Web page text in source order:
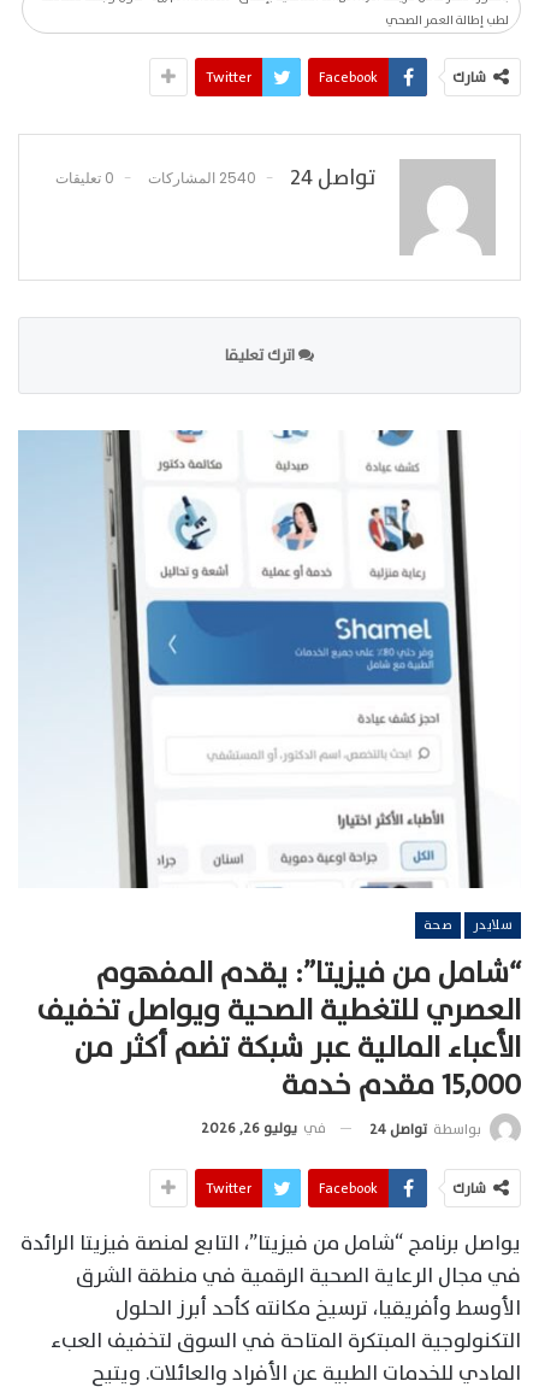
لطب إطالة العمر الصحي
شارك Facebook
Twitter
تواصل 24 2540 المشاركات 0 تعليقات
اترك تعليقا
سلايدر صحة
“شامل من فيزيتا”: يقدم المفهوم
العصري للتغطية الصحية ويواصل تخفيف
الأعباء المالية عبر شبكة تضم أكثر من
15,000 مقدم خدمة
بواسطة تواصل 24 في يوليو 26, 2026
شارك Facebook
Twitter
يواصل برنامج “شامل من فيزيتا”، التابع لمنصة فيزيتا الرائدة
في مجال الرعاية الصحية الرقمية في منطقة الشرق
الأوسط وأفريقيا، ترسيخ مكانته كأحد أبرز الحلول
التكنولوجية المبتكرة المتاحة في السوق لتخفيف العبء
المادي للخدمات الطبية عن الأفراد والعائلات. ويتيح